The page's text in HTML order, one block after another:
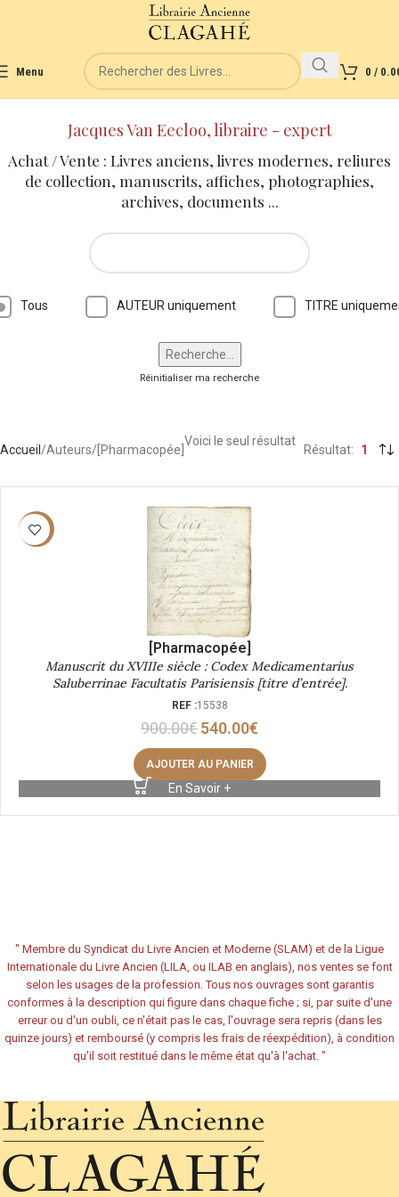
Menu 0 /
Jacques Van Eecloo, libraire - expert
Achat / Vente : Livres anciens, livres modernes, reliures
de collection, manuscrits, affiches, photographies,
archives, documents ...
Tous AUTEUR uniquement TITRE
Réinitialiser ma recherche
Accueil Auteurs [Pharmacopée]
Voici le seul résultat
Résultat 1
-40%
[Pharmacopée]
Manuscrit du XVIIIe siècle : Codex Medicamentarius
Saluberrinae Facultatis Parisiensis [titre d’entrée].
REF :15538
900.00€540.00€
AJOUTER AU PANIER
En Savoir +
" Membre du Syndicat du Livre Ancien et Moderne (SLAM) et de la Ligue
Internationale du Livre Ancien (LILA, ou ILAB en anglais), nos ventes se font
selon les usages de la profession. Tous nos ouvrages sont garantis
conformes à la description qui figure dans chaque fiche ; si, par suite d'une
erreur ou d'un oubli, ce n'était pas le cas, l'ouvrage sera repris (dans les
quinze jours) et remboursé (y compris les frais de réexpédition), à condition
qu'il soit restitué dans le même état qu'à l'achat. "